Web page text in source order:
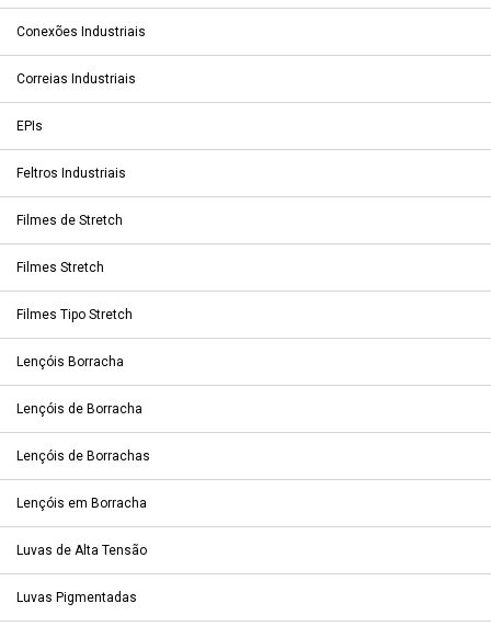
Conexões Industriais
Correias Industriais
EPIs
Feltros Industriais
Filmes de Stretch
Filmes Stretch
Filmes Tipo Stretch
Lençóis Borracha
Lençóis de Borracha
Lençóis de Borrachas
Lençóis em Borracha
Luvas de Alta Tensão
Luvas Pigmentadas